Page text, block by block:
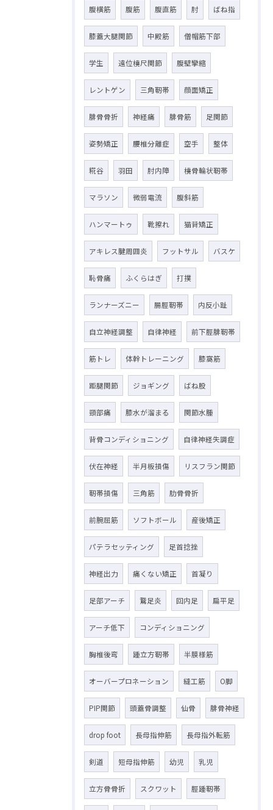
腹横筋 腹筋 腹直筋 肘 ばね指
膝蓋大腿関節 中殿筋 僧帽筋下部
学生 遠位橈尺関節 腹壁攣縮
レントゲン 三角靭帯 顔面矯正
腓骨骨折 神経痛 腓骨筋 足関節
姿勢矯正 腰椎分離症 空手 整体
糀谷 羽田 肘内障 橈骨輪状靭帯
マラソン 微弱電流 腹斜筋
ハンマートゥ 靴擦れ 猫背矯正
アキレス腱周囲炎 フットサル バスケ
恥骨痛 ふくらはぎ 打撲
ランナーズニー 腸脛靭帯 内反小趾
自立神経調整 自律神経 前下脛腓靭帯
筋トレ 体幹トレーニング 膝窩筋
距腿関節 ジョギング ばね股
頸部痛 膝水が溜まる 関節水腫
背骨コンディショニング 自律神経失調症
伏在神経 半月板損傷 リスフラン関節
靭帯損傷 三角筋 肋骨骨折
前腕屈筋 ソフトボール 産後矯正
パテラセッティング 足首捻挫
神経出力 痛くない矯正 首凝り
足部アーチ 鵞足炎 回内足 扁平足
アーチ低下 コンディショニング
胸椎後弯 踵立方靭帯 半膜様筋
オーバープロネーション 縫工筋 O脚
PIP関節 頭蓋骨調整 仙骨 腓骨神経
drop foot 長母指伸筋 長母指外転筋
剣道 短母指伸筋 幼児 乳児
立方骨骨折 スクワット 脛踵靭帯